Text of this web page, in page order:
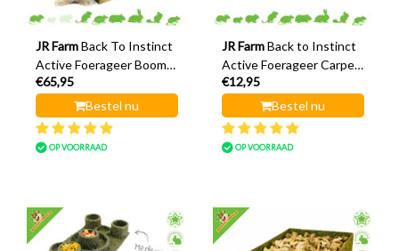
JR Farm Back To Instinct
Active Foerageer Boom
58 cm
€65,95
Bestel nu
OP VOORRAAD
JR Farm Back to Instinct
Active Foerageer Carpet
30 cm
€12,95
Bestel nu
OP VOORRAAD